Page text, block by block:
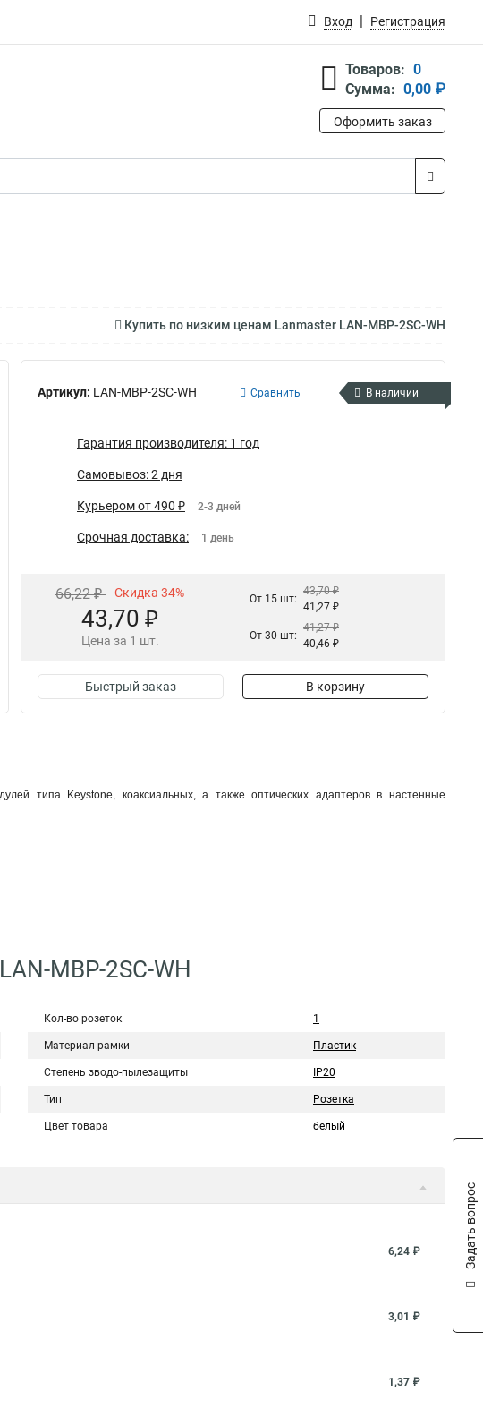
Вход Регистрация
Товаров: 0
Сумма: 0,00 ₽
Оформить заказ
Купить по низким ценам Lanmaster LAN-MBP-2SC-WH
Артикул: LAN-MBP-2SC-WH Сравнить В наличии
Гарантия производителя: 1 год
Самовывоз: 2 дня
Курьером от 490 ₽ 2-3 дней
Срочная доставка: 1 день
66,22 ₽ Скидка 34%
43,70 ₽
Цена за 1 шт.
От 15 шт:
43,70 ₽
41,27 ₽
От 30 шт:
41,27 ₽
40,46 ₽
Быстрый заказ В корзину
типа Keystone, коаксиальных, а также оптических адаптеров в настенные
MBP-2SC-WH
Кол-во розеток 1
Материал рамки Пластик
Степень зводо-пылезащиты IP20
Тип Розетка
Цвет товара белый
6,24 ₽
3,01 ₽
1,37 ₽
Задать вопрос